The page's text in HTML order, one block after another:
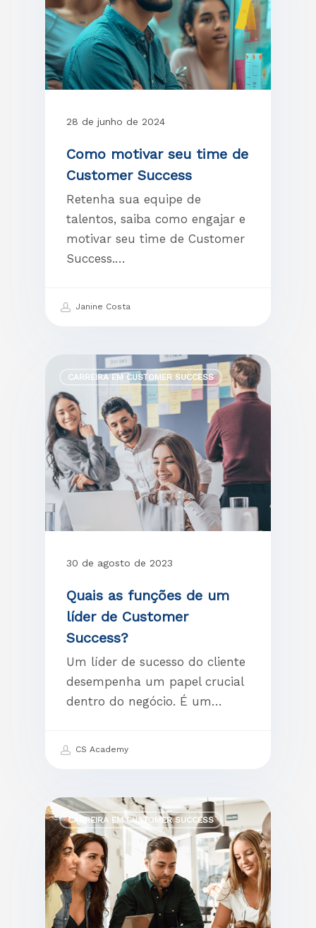
28 de junho de 2024
Como motivar seu time de
Customer Success
Retenha sua equipe de
talentos, saiba como engajar e
motivar seu time de Customer
Success.…
Janine Costa
CARREIRA EM CUSTOMER SUCCESS
30 de agosto de 2023
Quais as funções de um
líder de Customer
Success?
Um líder de sucesso do cliente
desempenha um papel crucial
dentro do negócio. É um…
CS Academy
CARREIRA EM CUSTOMER SUCCESS